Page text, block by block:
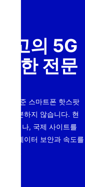
고의 5G
한 전문
는 표준 스마트폰 핫스팟
충분하지 않습니다. 현
하거나, 국제 사이트를
은 데이터 보안과 속도를
다…